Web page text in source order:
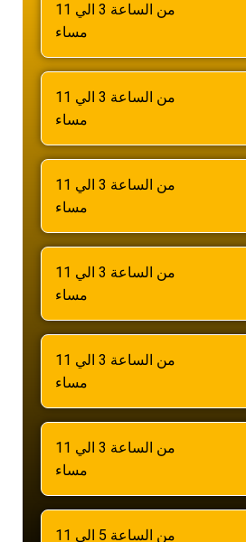
من الساعة 3 الي 11
مساء
من الساعة 3 الي 11
مساء
من الساعة 3 الي 11
مساء
من الساعة 3 الي 11
مساء
من الساعة 3 الي 11
مساء
من الساعة 3 الي 11
مساء
من الساعة 5 الي 11